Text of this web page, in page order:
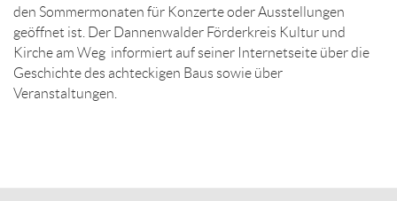
den Sommermonaten für Konzerte oder Ausstellungen
geöffnet ist. Der Dannenwalder Förderkreis Kultur und
Kirche am Weg informiert auf seiner Internetseite über die
Geschichte des achteckigen Baus sowie über
Veranstaltungen.